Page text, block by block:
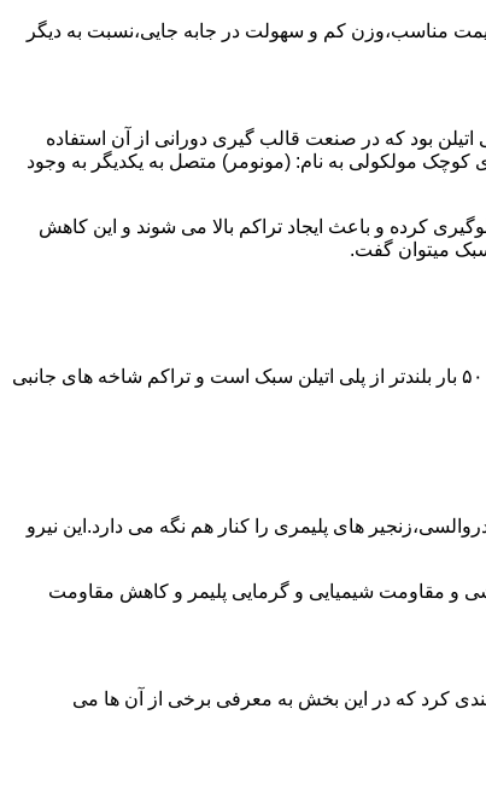
مناسب،وزن کم و سهولت در جابه جایی،نسبت به دیگر
سبک نخستین عضو خانواده پلی اتیلن بود که در صنعت قالب گیری دورانی از آن استفاده
کوچک مولکولی به نام: (مونومر) متصل به یکدیگر به وجود
کرده و باعث ایجاد تراکم بالا می شوند و این کاهش
پلی اتیلن سنگین مثل پلی اتیلن سبک از اتم های هیدروژن و کربن تشکیل می شود.فرق در این مورد می باشد که طول زنجیره های پلی اتیلن سنگین ۵۰ بار بلندتر از پلی اتیلن سبک است و تراکم شاخه های جانبی
های پلیمری را کنار هم نگه می دارد.این نیرو
و مقاومت شیمیایی و گرمایی پلیمر و کاهش مقاومت
کرد که در این بخش به معرفی برخی از آن ها می